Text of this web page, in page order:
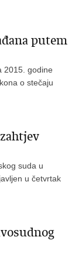
putem
2015. godine
o stečaju
suda u
u četvrtak